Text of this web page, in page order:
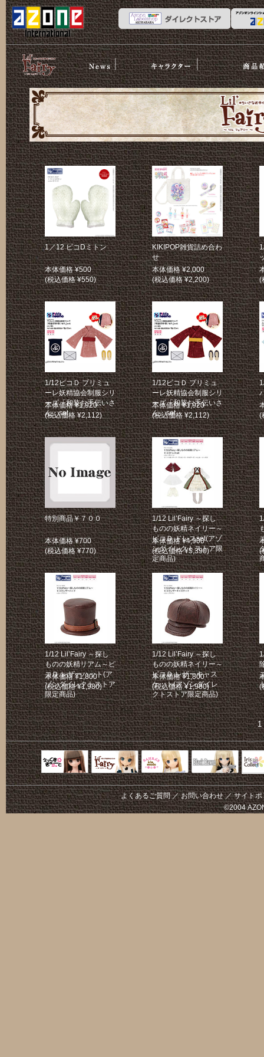
リルフェア
リー
News ストーリー 商品紹介
1／12 ピコDミトン
本体価格 ¥500
(税込価格 ¥550)
KIKIPOP雑貨詰め合わ
せ
本体価格 ¥2,000
(税込価格 ¥2,200)
(
1/12ピコＤ プリミュ
ーレ妖精協会制服シリ
ーズ「和装お手伝いさ
ん」set
本体価格 ¥1,920
(税込価格 ¥2,112)
1/12ピコＤ プリミュ
ーレ妖精協会制服シリ
ーズ「和装お手伝いさ
ん」set
本体価格 ¥1,920
(税込価格 ¥2,112)
(
特別商品￥７００
本体価格 ¥700
(税込価格 ¥770)
1/12 Lil’Fairy ～探し
ものの妖精ネイリー～
ピコＤ ドレスset(アゾ
ンダイレクトストア限
定商品)
本体価格 ¥4,900
(税込価格 ¥5,390)
(
1/12 Lil’Fairy ～探し
ものの妖精リアム～ピ
コＤ レザーハット(ア
ゾンダイレクトストア
限定商品)
本体価格 ¥1,800
(税込価格 ¥1,980)
1/12 Lil’Fairy ～探し
ものの妖精ネイリー～
ピコＤ レザーキャス
ケット(アゾンダイレ
クトストア限定商品)
本体価格 ¥1,800
(税込価格 ¥1,980)
(
えっくすきゅ
ーと
リルフェアリ
ー
サアラズアラ
モード
Black Raven
よくあるご質問／お問い合わせ／サイトポ
©2004